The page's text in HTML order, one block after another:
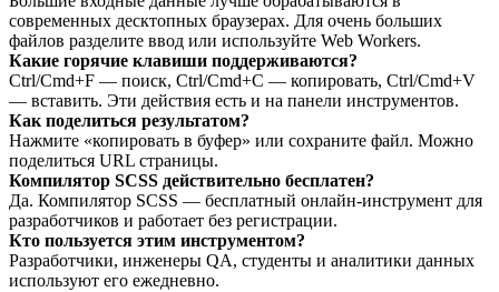
современных десктопных браузерах. Для очень больших
файлов разделите ввод или используйте Web Workers.
Какие горячие клавиши поддерживаются?
Ctrl/Cmd+F — поиск, Ctrl/Cmd+C — копировать, Ctrl/Cmd+V
— вставить. Эти действия есть и на панели инструментов.
Как поделиться результатом?
Нажмите «копировать в буфер» или сохраните файл. Можно
поделиться URL страницы.
Компилятор SCSS действительно бесплатен?
Да. Компилятор SCSS — бесплатный онлайн‑инструмент для
разработчиков и работает без регистрации.
Кто пользуется этим инструментом?
Разработчики, инженеры QA, студенты и аналитики данных
используют его ежедневно.